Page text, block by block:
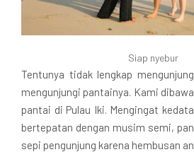
Siap nyebur
Tentunya tidak lengkap
mengunjungi pantainya. Kami
pantai di Pulau Iki. Mengingat
bertepatan dengan musim semi,
sepi pengunjung karena hembusan